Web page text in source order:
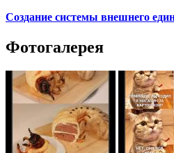
Создание системы внешнего
Фотогалерея